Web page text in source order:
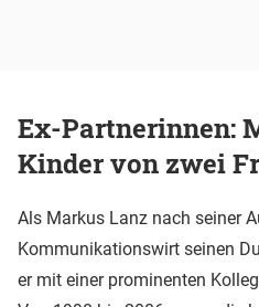
Ex-Partnerinnen:
Kinder von zwei
Als Markus Lanz nach seiner
Kommunikationswirt seinen
er mit einer prominenten